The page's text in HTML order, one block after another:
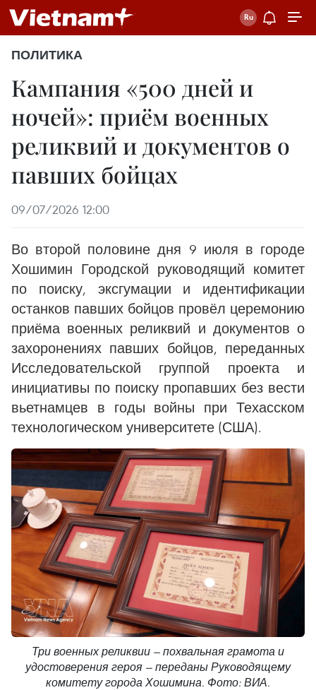
ПОЛИТИКА
Кампания «500 дней и
ночей»: приём военных
реликвий и документов о
павших бойцах
09/07/2026 12:00
Во второй половине дня 9 июля в городе
Хошимин Городской руководящий комитет
по поиску, эксгумации и идентификации
останков павших бойцов провёл церемонию
приёма военных реликвий и документов о
захоронениях павших бойцов, переданных
Исследовательской группой проекта и
инициативы по поиску пропавших без вести
вьетнамцев в годы войны при Техасском
технологическом университете (США).
Три военных реликвии — похвальная грамота и
удостоверения героя — переданы Руководящему
комитету города Хошимина. Фото: ВИА.